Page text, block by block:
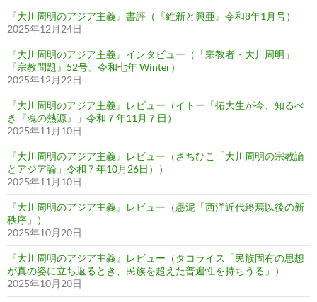
『大川周明のアジア主義』書評（『維新と興亜』令和8年1月号）
2025年12月24日
『大川周明のアジア主義』インタビュー（「宗教者・大川周明」
『宗教問題』52号、令和七年 Winter）
2025年12月22日
『大川周明のアジア主義』レビュー（イトー「拓大生が今、知るべ
き『魂の熱源』」令和７年11月７日）
2025年11月10日
『大川周明のアジア主義』レビュー（さちひこ「大川周明の宗教論
とアジア論」令和７年10月26日））
2025年11月10日
『大川周明のアジア主義』レビュー（愚泥「西洋近代終焉以後の新
秩序」）
2025年10月20日
『大川周明のアジア主義』レビュー（タコライス「民族固有の思想
が真の姿に立ち返るとき、民族を超えた普遍性を持ちうる」）
2025年10月20日